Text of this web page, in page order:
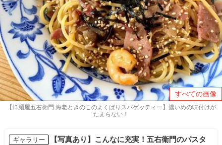
すべての画像
【洋麺屋五右衛門 海老ときのこのよくばりスパゲッティー】濃いめの味付けが
たまらない！
ギャラリー
【写真あり】こんなに充実！五右衛門のパスタ